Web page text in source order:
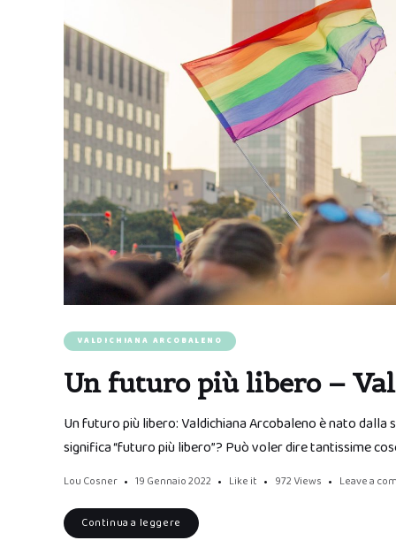
VALDICHIANA ARCOBALENO
Un futuro più libero –
Un futuro più libero: Valdichiana Arcobaleno è nato dalla
significa “futuro più libero”? Può voler dire tantissime
Lou Cosner 19 Gennaio 2022 Like it 972 Views Leave a
Continua a leggere